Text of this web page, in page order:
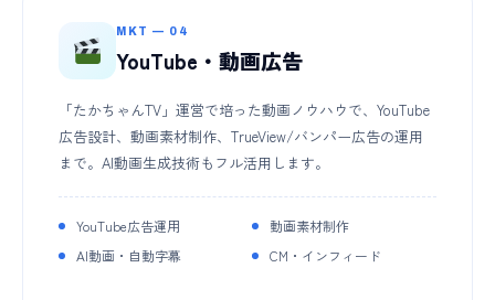
MKT — 04
YouTube・動画広告
「たかちゃんTV」運営で培った動画ノウハウで、YouTube
広告設計、動画素材制作、TrueView/バンパー広告の運用
まで。AI動画生成技術もフル活用します。
YouTube広告運用
動画素材制作
AI動画・自動字幕
CM・インフィード